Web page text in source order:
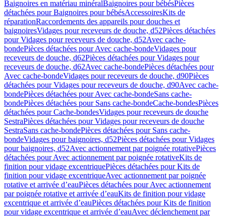
Baignoires en matériau minéralBaignoires pour bébésPièces
détachées pour Baignoires pour bébésAccessoiresKits de
réparationRaccordements des appareils pour douches et
baignoiresVidages pour receveurs de douche, d52Pièces détachées
pour Vidages pour receveurs de douche, d52Avec cache-
bondePièces détachées pour Avec cache-bondeVidages pour
receveurs de douche, d62Pièces détachées pour Vidages pour
receveurs de douche, d62Avec cache-bondePièces détachées pour
Avec cache-bondeVidages pour receveurs de douche, d90Pièces
détachées pour Vidages pour receveurs de douche, d90Avec cache-
bondePièces détachées pour Avec cache-bondeSans cache-
bondePièces détachées pour Sans cache-bondeCache-bondesPièces
détachées pour Cache-bondesVidages pour receveurs de douche
SestraPièces détachées pour Vidages pour receveurs de douche
SestraSans cache-bondePièces détachées pour Sans cache-
bondeVidages pour baignoires, d52Pièces détachées pour Vidages
pour baignoires, d52Avec actionnement par poignée rotativePièces
détachées pour Avec actionnement par poignée rotativeKits de
finition pour vidage excentriquePièces détachées pour Kits de
finition pour vidage excentriqueAvec actionnement par poignée
rotative et arrivée d’eauPièces détachées pour Avec actionnement
par poignée rotative et arrivée d’eauKits de finition pour vidage
excentrique et arrivée d’eauPièces détachées pour Kits de finition
pour vidage excentrique et arrivée d’eauAvec déclenchement par